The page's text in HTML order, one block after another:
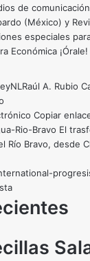
de
(México) y
especiales
Económica
NL Raúl A. Rubio
Copiar
El
Río Bravo, desde